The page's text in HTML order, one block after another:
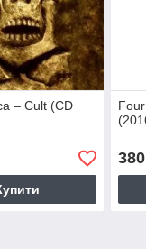
– Cult (CD
380